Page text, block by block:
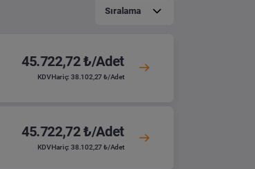
Sıralama
45.722,72 ₺/Adet
KDV Hariç: 38.102,27 ₺/Adet
45.722,72 ₺/Adet
KDV Hariç: 38.102,27 ₺/Adet